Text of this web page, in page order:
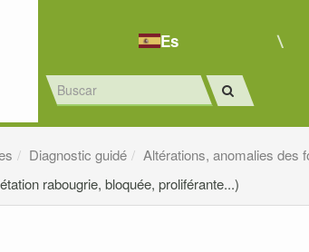
Es
Diagnostic guidé Altérations, anomalies des
rabougrie, bloquée, proliférante...)